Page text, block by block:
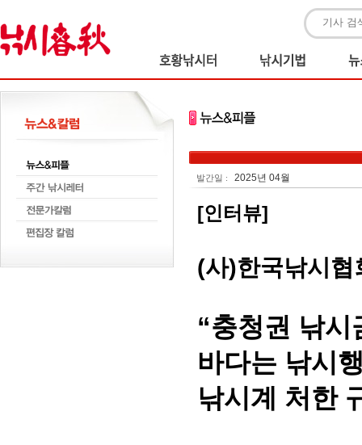
발간일 : 2025년 04월